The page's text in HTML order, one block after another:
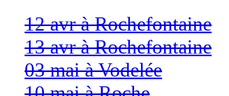
12 avr à Rochefontaine
13 avr à Rochefontaine
03 mai à Vodelée